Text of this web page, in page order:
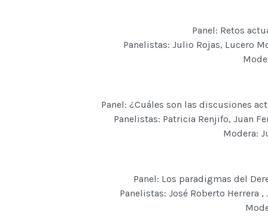
Panel: Retos
Panelistas: Julio Rojas, Lucero
Panel: ¿Cuáles son las discusiones
Panelistas: Patricia Renjifo, Juan
Modera:
Panel: Los paradigmas del
Panelistas: José Roberto Herrera